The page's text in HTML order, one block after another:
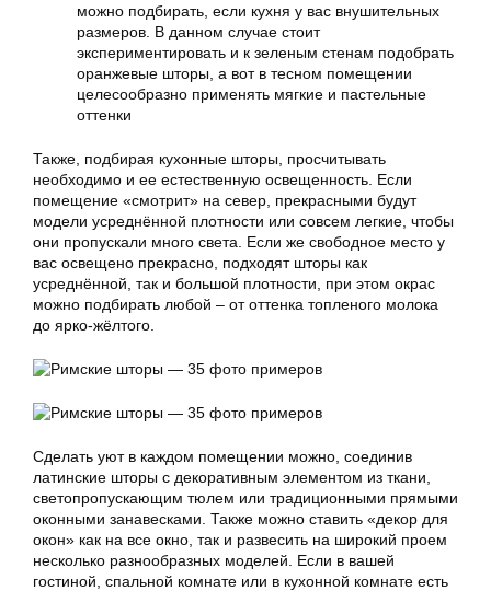
можно подбирать, если кухня у вас внушительных
размеров. В данном случае стоит
экспериментировать и к зеленым стенам подобрать
оранжевые шторы, а вот в тесном помещении
целесообразно применять мягкие и пастельные
оттенки
Также, подбирая кухонные шторы, просчитывать
необходимо и ее естественную освещенность. Если
помещение «смотрит» на север, прекрасными будут
модели усреднённой плотности или совсем легкие, чтобы
они пропускали много света. Если же свободное место у
вас освещено прекрасно, подходят шторы как
усреднённой, так и большой плотности, при этом окрас
можно подбирать любой – от оттенка топленого молока
до ярко-жёлтого.
Сделать уют в каждом помещении можно, соединив
латинские шторы с декоративным элементом из ткани,
светопропускающим тюлем или традиционными прямыми
оконными занавесками. Также можно ставить «декор для
окон» как на все окно, так и развесить на широкий проем
несколько разнообразных моделей. Если в вашей
гостиной, спальной комнате или в кухонной комнате есть